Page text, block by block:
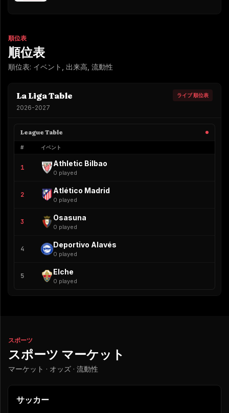
順位表
順位表
順位表: イベント, 出来高, 流動性
La Liga Table
2026-2027
ライブ 順位表
League Table
# イベント
1 Athletic Bilbao
0 played
2 Atlético Madrid
0 played
3 Osasuna
0 played
4 Deportivo Alavés
0 played
5 Elche
0 played
スポーツ
スポーツ マーケット
マーケット · オッズ · 流動性
サッカー